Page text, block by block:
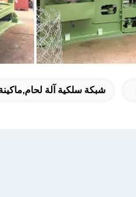
شبكة سلكية آلة